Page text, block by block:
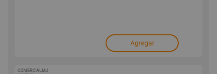
Agregar
COMERCIALMJ